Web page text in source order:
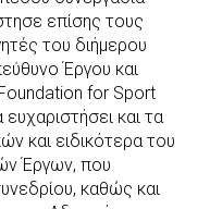
επίσης τους
του διήμερου
Έργου και
for Sport
και τα
και ειδικότερα του
Έργων, που
καθώς και